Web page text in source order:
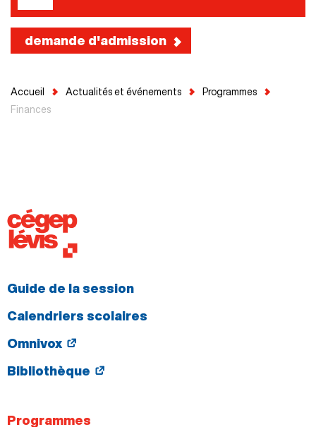
demande d'admission
Accueil Actualités et événements
Programmes
Finances
Guide de la session
Calendriers scolaires
Omnivox
Bibliothèque
Programmes